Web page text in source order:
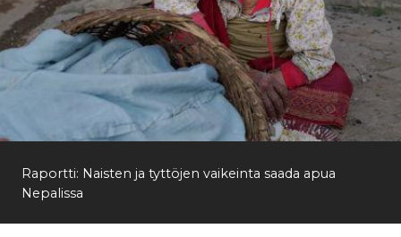
Raportti: Naisten ja tyttöjen vaikeinta saada apua
Nepalissa